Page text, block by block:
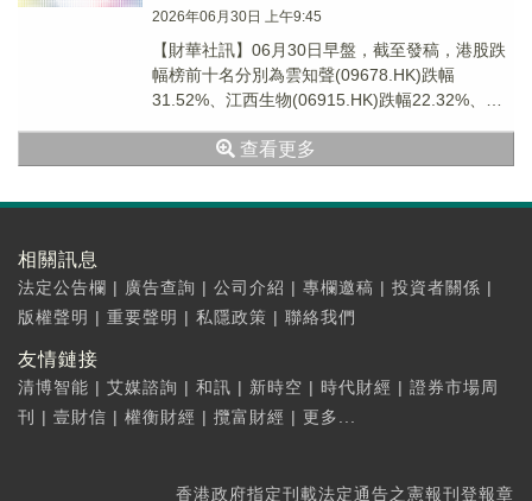
2026年06月30日 上午9:45
【財華社訊】06月30日早盤，截至發稿，港股跌
幅榜前十名分別為雲知聲(09678.HK)跌幅
31.52%、江西生物(06915.HK)跌幅22.32%、數
查看更多
相關訊息
法定公告欄 | 廣告查詢 | 公司介紹 | 專欄邀稿 | 投資者關係 |
版權聲明 | 重要聲明 | 私隱政策 | 聯絡我們
友情鏈接
清博智能 | 艾媒諮詢 | 和訊 | 新時空 | 時代財經 | 證券市場周
刊
| 壹財信 | 權衡財經 | 攬富財經 | 更多...
香港政府指定刊載法定通告之憲報刊登報章